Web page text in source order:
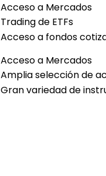
Acceso a Mercados
Trading de ETFs
Acceso a fondos
Acceso a Mercados
Amplia selección de
Gran variedad de